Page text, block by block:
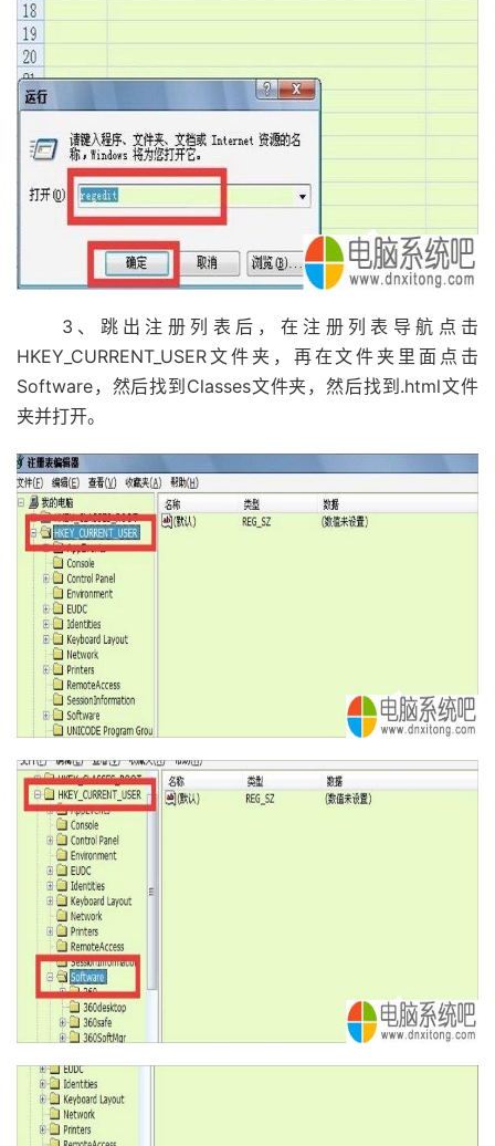
3、跳出注册列表后，在注册列表导航点击
HKEY_CURRENT_USER文件夹，再在文件夹里面点击
Software，然后找到Classes文件夹，然后找到.html文件
夹并打开。